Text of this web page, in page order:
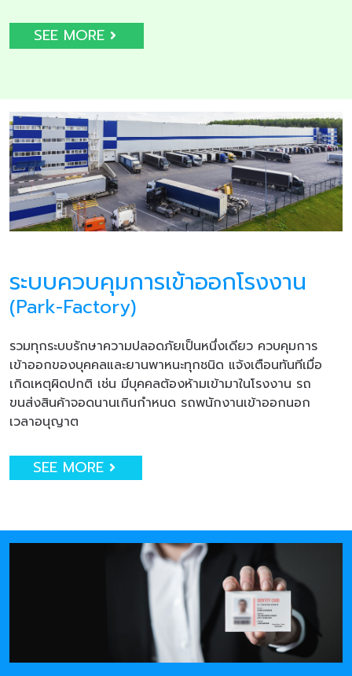
SEE MORE
ระบบควบคุมการเข้าออกโรงงาน
(Park-Factory)
รวมทุกระบบรักษาความปลอดภัยเป็นหนึ่งเดียว ควบคุมการ
เข้าออกของบุคคลและยานพาหนะทุกชนิด แจ้งเตือนทันทีเมื่อ
เกิดเหตุผิดปกติ เช่น มีบุคคลต้องห้ามเข้ามาในโรงงาน รถ
ขนส่งสินค้าจอดนานเกินกำหนด รถพนักงานเข้าออกนอก
เวลาอนุญาต
SEE MORE